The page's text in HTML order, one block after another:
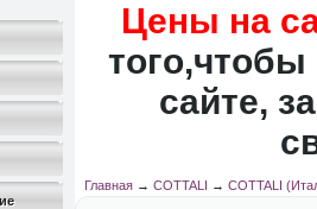
Цены на
того,чтобы
сайте,
Главная→ COTTALI → COTTALI